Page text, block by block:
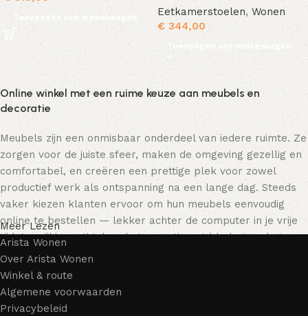
Toevoegen aan winkelwagen Eetkamerstoelen, Wonen
€ 344,00
Toevoegen aan winkelwagen
Online winkel met een ruime keuze aan meubels en
decoratie
Meubels zijn een onmisbaar onderdeel van iedere ruimte. Ze
zorgen voor de juiste sfeer, maken de omgeving gezellig en
comfortabel, en creëren een prettige plek voor zowel
productief werk als ontspanning na een lange dag. Steeds
vaker kiezen klanten ervoor om hun meubels eenvoudig
online te bestellen — lekker achter de computer in je vrije
tijd, terwijl je rustig door het assortiment bladert en het
meubelstuk kiest dat bij je past. Onze online winkel biedt
een uitgebreide catalogus met meubels voor zowel thuis als
kantoor.
Meer Lezen
Arista Wonen
Over Arista Wonen
Winkel & route
Algemene voorwaarden
Privacybeleid